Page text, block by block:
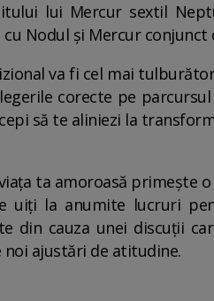
lui Mercur sextil
Nodul și Mercur
va fi cel mai
corecte pe
să te aliniezi la
ta amoroasă primește
uiți la anumite lucruri
din cauza unei discuții
noi ajustări de atitudine.